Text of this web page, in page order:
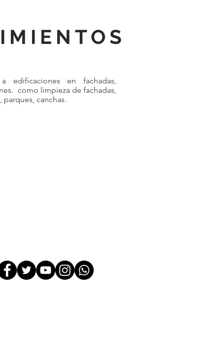
edificaciones en fachadas,
como limpieza de fachadas,
canchas.